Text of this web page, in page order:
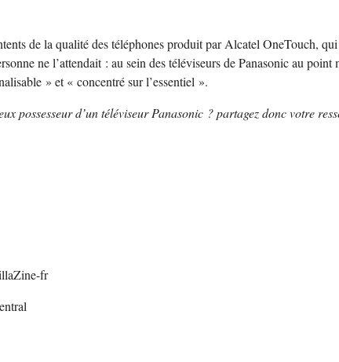
de la qualité des téléphones produit par Alcatel OneTouch,
ne l’attendait : au sein des téléviseurs de Panasonic au
» et « concentré sur l’essentiel ».
possesseur d’un téléviseur Panasonic ? partagez donc votre
fr